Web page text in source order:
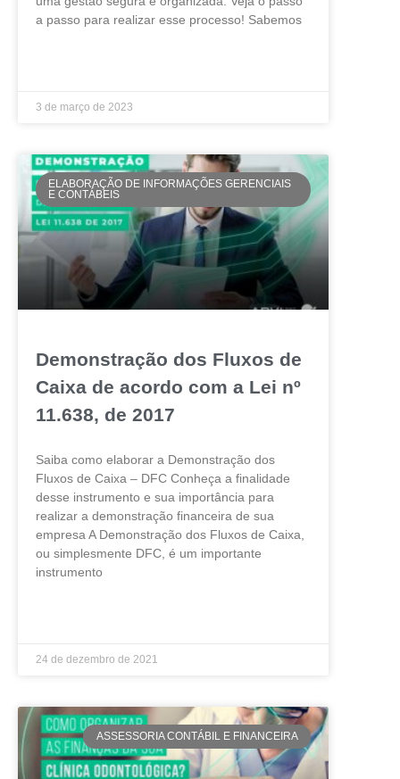
a passo para realizar esse processo! Sabemos
3 de março de 2023
ELABORAÇÃO DE INFORMAÇÕES GERENCIAIS
E CONTÁBEIS
Demonstração dos Fluxos de
Caixa de acordo com a Lei nº
11.638, de 2017
Saiba como elaborar a Demonstração dos
Fluxos de Caixa – DFC Conheça a finalidade
desse instrumento e sua importância para
realizar a demonstração financeira de sua
empresa A Demonstração dos Fluxos de Caixa,
ou simplesmente DFC, é um importante
instrumento
24 de dezembro de 2021
ASSESSORIA CONTÁBIL E FINANCEIRA